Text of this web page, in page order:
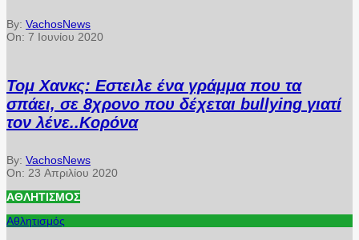
By: VachosNews
On: 7 Ιουνίου 2020
Τομ Χανκς: Εστειλε ένα γράμμα που τα
σπάει, σε 8χρονο που δέχεται bullying γιατί
τον λένε..Κορόνα
By: VachosNews
On: 23 Απριλίου 2020
ΑΘΛΗΤΙΣΜΌΣ
Αθλητισμός